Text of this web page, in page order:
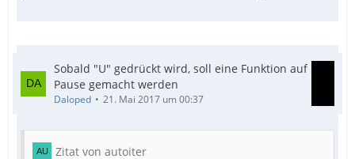
Sobald "U" gedrückt wird, soll eine Funktion auf
Pause gemacht werden
Daloped 21. Mai 2017 um 00:37
Zitat von autoiter